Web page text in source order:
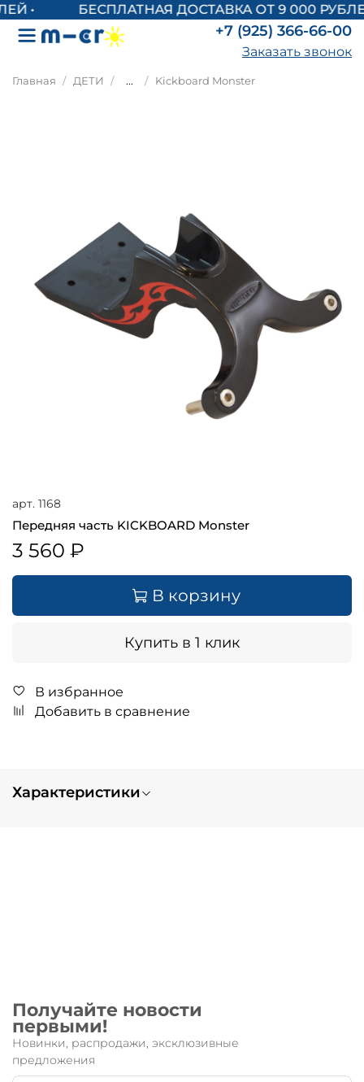
БЕСПЛАТНАЯ ДОСТАВКА ОТ 9 000
+7 (925) 366-66-00
Заказать звонок
Главная ДЕТИ ... Kickboard Monster
арт. 1168
Передняя часть KICKBOARD Monster
3 560 ₽
В корзину
Купить в 1 клик
В избранное
Добавить в сравнение
Характеристики
Получайте новости
первыми!
Новинки, распродажи, эксклюзивные
предложения